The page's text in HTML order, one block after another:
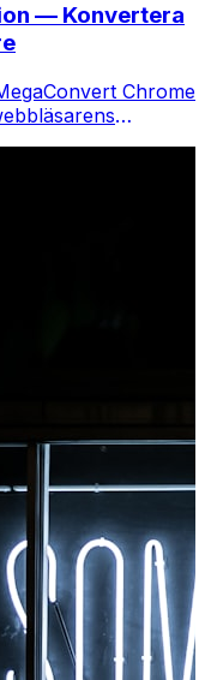
— Konvertera
Chrome